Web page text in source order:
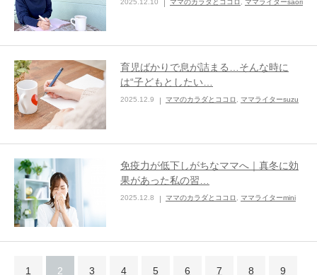
育児ばかりで息が詰まる…そんな時に
は“子どもとしたい…
2025.12.9 ママのカラダとココロ ママライターsuzu
免疫力が低下しがちなママへ｜真冬に効
果があった私の習…
2025.12.8 ママのカラダとココロ ママライターmini
1 2 3 4 5 6 7 8 9